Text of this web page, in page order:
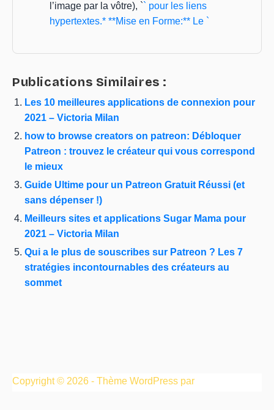
l’image par la vôtre), `` pour les liens
hypertextes.* **Mise en Forme:** Le `
Publications Similaires :
Les 10 meilleures applications de connexion pour
2021 – Victoria Milan
how to browse creators on patreon: Débloquer
Patreon : trouvez le créateur qui vous correspond
le mieux
Guide Ultime pour un Patreon Gratuit Réussi (et
sans dépenser !)
Meilleurs sites et applications Sugar Mama pour
2021 – Victoria Milan
Qui a le plus de souscribes sur Patreon ? Les 7
stratégies incontournables des créateurs au
sommet
Copyright © 2026 - Thème WordPress par